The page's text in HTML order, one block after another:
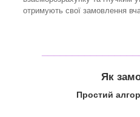
отримують свої замовлення
Як
Простий